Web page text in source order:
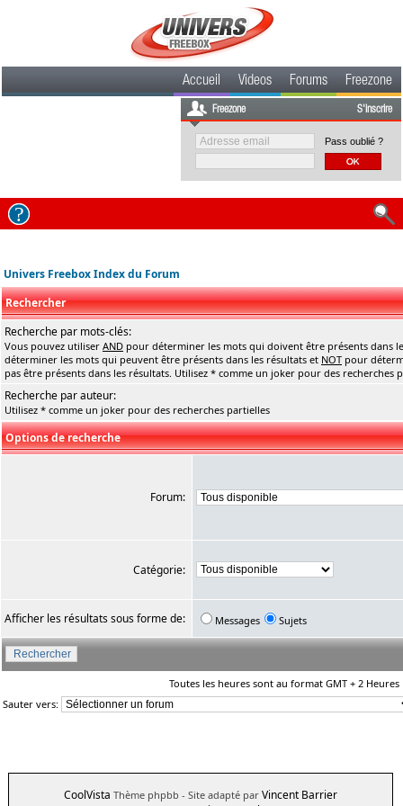
Accueil Videos Forums Freezone
Freezone S'inscrire
Pass oublié ?
Univers Freebox Index du Forum
Rechercher
Recherche par mots-clés:
Vous pouvez utiliser AND pour déterminer les mots qui doivent être présents dans
déterminer les mots qui peuvent être présents dans les résultats et NOT pour
pas être présents dans les résultats. Utilisez * comme un joker pour des recherches
Recherche par auteur:
Utilisez * comme un joker pour des recherches partielles
Options de recherche
Forum:
Catégorie:
Afficher les résultats sous forme de: Messages Sujets
Toutes les heures sont au format GMT + 2 Heures
Sauter vers:
CoolVista Thème phpbb - Site adapté par Vincent Barrier